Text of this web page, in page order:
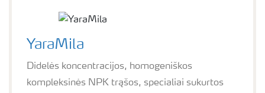
YaraMila
Didelės koncentracijos, homogeniškos
kompleksinės NPK trąšos, specialiai sukurtos